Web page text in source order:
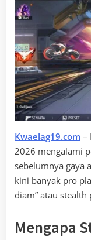
Kwaelag19.com –
2026 mengalami
sebelumnya gaya
kini banyak pro
diam” atau
Mengapa